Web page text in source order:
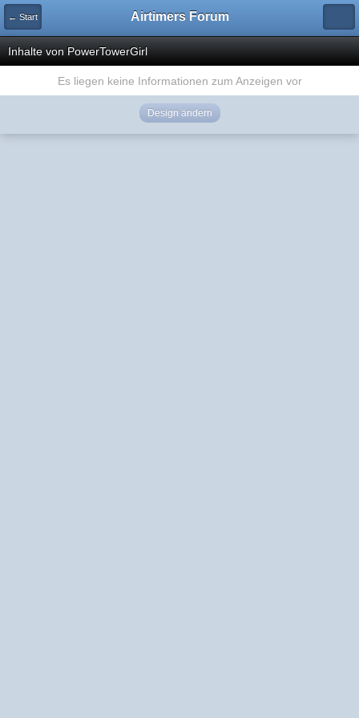
← Start Airtimers Forum
Inhalte von PowerTowerGirl
Es liegen keine Informationen zum Anzeigen vor
Design ändern